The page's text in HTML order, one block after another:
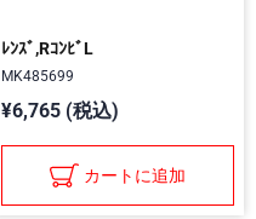
ﾚﾝｽﾞ,RｺﾝﾋﾞL
MK485699
¥6,765 (税込)
カートに追加